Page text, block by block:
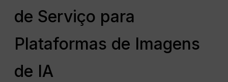
de Serviço para
Plataformas de Imagens
de IA